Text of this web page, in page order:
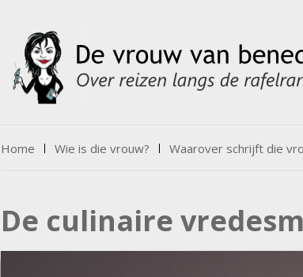
Menu
Skip to content
Home Wie is die vrouw? Waarover schrijft die
De culinaire